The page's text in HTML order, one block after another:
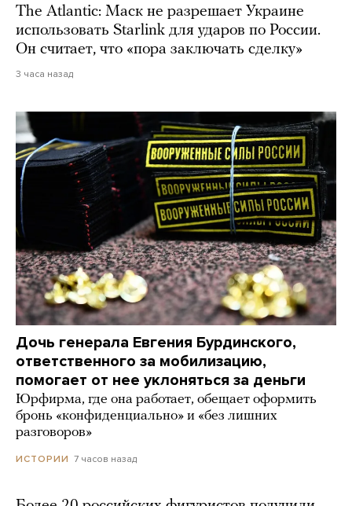
The Atlantic: Маск не разрешает Украине
использовать Starlink для ударов по России.
Он считает, что «пора заключать сделку»
3 часа назад
Дочь генерала Евгения Бурдинского,
ответственного за мобилизацию,
помогает от нее уклоняться за деньги
Юрфирма, где она работает, обещает оформить
бронь «конфиденциально» и «без лишних
разговоров»
ИСТОРИИ 7 часов назад